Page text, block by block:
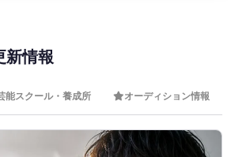
新情報
能スクール・養成所 オーディション情報